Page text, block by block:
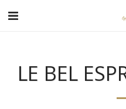
LE BEL